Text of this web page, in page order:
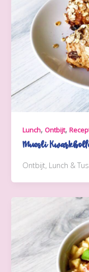
Lunch, Ontbijt,
Muesli
Ontbijt, Lunch &